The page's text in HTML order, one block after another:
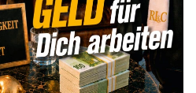
ARTIKEL
zurückweiter